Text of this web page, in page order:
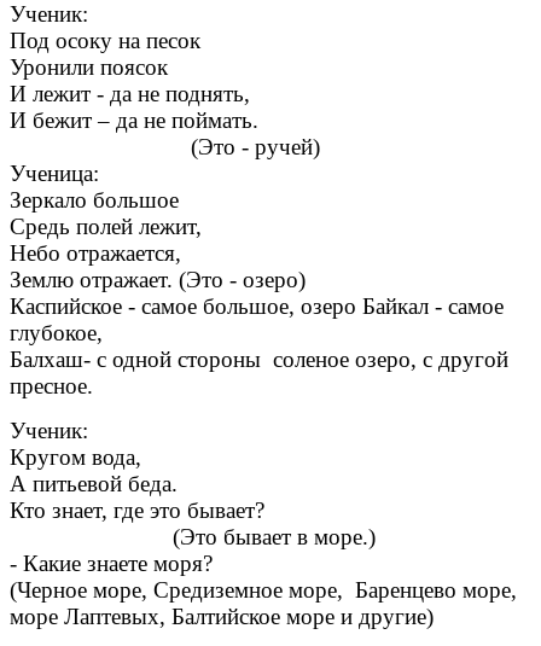
Ученик:
Под осоку на песок
Уронили поясок
И лежит - да не поднять,
И бежит – да не поймать.
(Это - ручей)
Ученица:
Зеркало большое
Средь полей лежит,
Небо отражается,
Землю отражает. (Это - озеро)
Каспийское - самое большое, озеро Байкал - самое
глубокое,
Балхаш- с одной стороны соленое озеро, с другой
пресное.
Ученик:
Кругом вода,
А питьевой беда.
Кто знает, где это бывает?
(Это бывает в море.)
- Какие знаете моря?
(Черное море, Средиземное море, Баренцево море,
море Лаптевых, Балтийское море и другие)